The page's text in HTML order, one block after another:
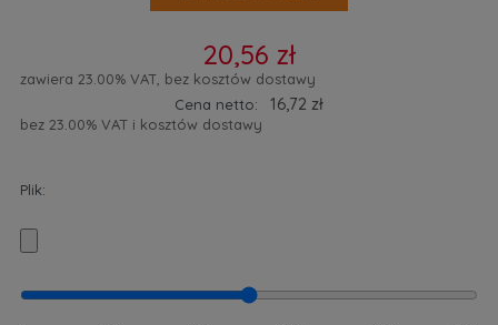
20,56 zł
zawiera 23.00% VAT, bez kosztów dostawy
Cena netto:
16,72 zł
bez 23.00% VAT i kosztów dostawy
Plik: